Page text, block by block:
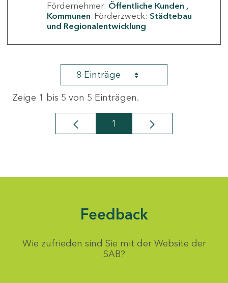
Fördernehmer: Öffentliche Kunden
Kommunen Förderzweck: Städtebau
und Regionalentwicklung
8 Einträge
Zeige 1 bis 5 von 5 Einträgen.
Seite
1
Feedback
Wie zufrieden sind Sie mit der Website der
SAB?